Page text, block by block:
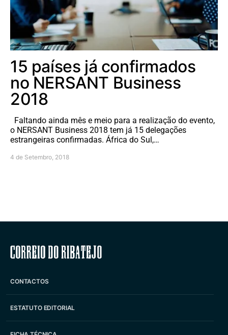
15 países já confirmados
no NERSANT Business
2018
Faltando ainda mês e meio para a realização do evento,
o NERSANT Business 2018 tem já 15 delegações
estrangeiras confirmadas. África do Sul,…
4 de Setembro, 2018
Correio do Ribatejo
CONTACTOS
ESTATUTO EDITORIAL